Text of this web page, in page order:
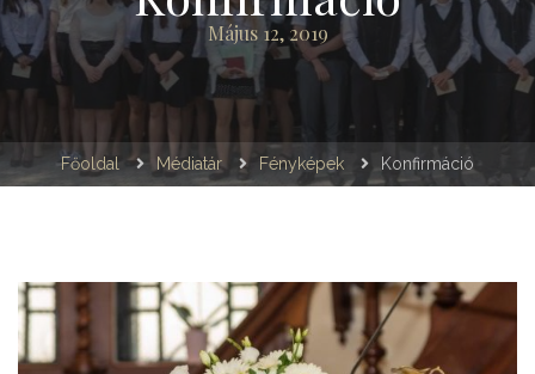
Május 12, 2019
Főoldal Médiatár Fényképek Konfirmáció